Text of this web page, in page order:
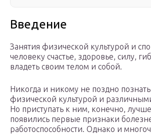
Введение
Занятия физической культурой и
человеку счастье, здоровье, силу,
владеть своим телом и собой.
Никогда и никому не поздно познать
физической культурой и
Но приступать к ним, конечно,
появились первые признаки
работоспособности. Однако и